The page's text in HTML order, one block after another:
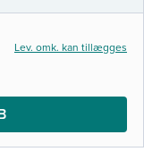
Lev. omk. kan tillægges